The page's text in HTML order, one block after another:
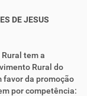
DE JESUS
tem a
Rural do
favor da promoção
por competência: